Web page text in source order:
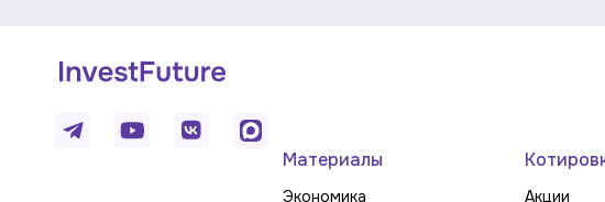
Материалы
Экономика Акции